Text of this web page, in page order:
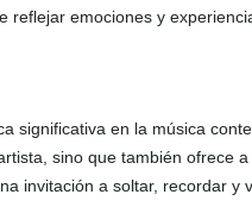
emociones y
significativa en la música
sino que también ofrece
invitación a soltar, recordar y